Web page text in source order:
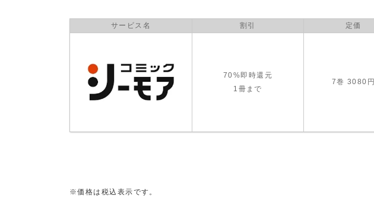
サービス名 割引 定価
70%即時還元
1冊まで
7巻 3080円
※価格は税込表示です。